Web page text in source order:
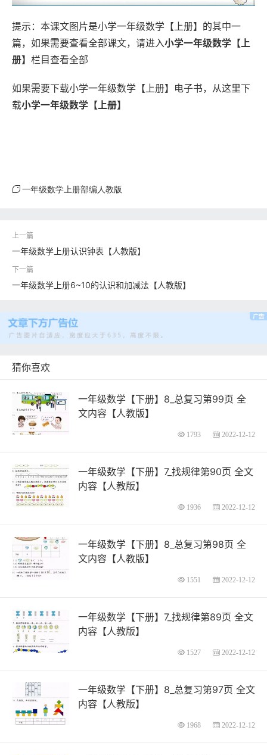
提示：本课文图片是小学一年级数学【上册】的其中一
篇，如果需要查看全部课文，请进入小学一年级数学【上
册】 栏目查看全部
如果需要下载小学一年级数学【上册】电子书，从这里下
载小学一年级数学【上册】
一年级数学上册部编人教版
一年级数学上册认识钟表【人教版】
一年级数学上册6~10的认识和加减法【人教版】
猜你喜欢
一年级数学【下册】8_总复习第99页 全
文内容【人教版】
1793 2022-12-12
一年级数学【下册】7_找规律第90页 全文
内容【人教版】
1936 2022-12-12
一年级数学【下册】8_总复习第98页 全
文内容【人教版】
1551 2022-12-12
一年级数学【下册】7_找规律第89页 全文
内容【人教版】
1527 2022-12-12
一年级数学【下册】8_总复习第97页 全文
内容【人教版】
1968 2022-12-12